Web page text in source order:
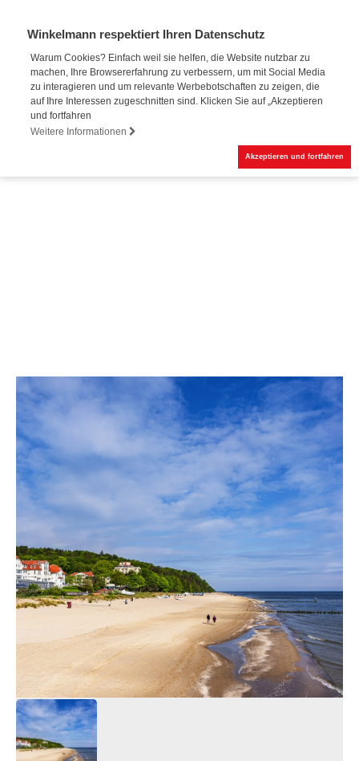
Winkelmann respektiert Ihren Datenschutz
Warum Cookies? Einfach weil sie helfen, die Website nutzbar zu
machen, Ihre Browsererfahrung zu verbessern, um mit Social Media
zu interagieren und um relevante Werbebotschaften zu zeigen, die
auf Ihre Interessen zugeschnitten sind. Klicken Sie auf „Akzeptieren
und fortfahren
Weitere Informationen
Akzeptieren und fortfahren